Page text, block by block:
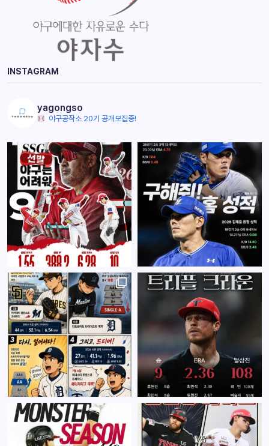
INSTAGRAM
yagongso
야구공작소 20기 공개모집중!